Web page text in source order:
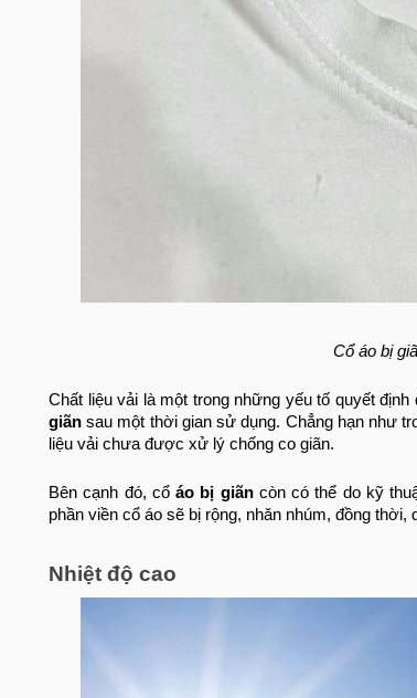
Cổ áo bị
Chất liệu vải là một trong những yếu tố quyết
giãn sau một thời gian sử dụng. Chẳng hạn như
liệu vải chưa được xử lý chống co giãn.
Bên cạnh đó, cổáo bị giãncòn có thể do kỹ
phần viền cổ áo sẽ bị rộng, nhăn nhúm, đồng thời,
Nhiệt độ cao